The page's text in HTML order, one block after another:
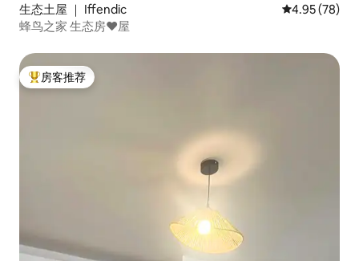
生态土屋 ｜ Iffendic 平均评分
4.95 (78)
蜂鸟之家 生态房❤️屋
热门「房客推荐」
房客推荐